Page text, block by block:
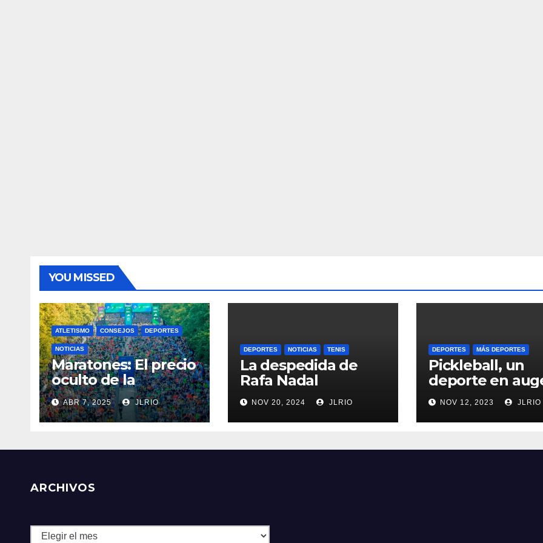
YOU MISSED
ATLETISMO CONSEJOS DEPORTES
NOTICIAS
Maratones: El precio
oculto de la
resistencia
ABR 7, 2025 JLRIO
DEPORTES NOTICIAS TENIS
La despedida de
Rafa Nadal
NOV 20, 2024 JLRIO
DEPORTES MÁS DEPORTES
Pickleball, un
deporte en
NOV 12, 2023 JLRIO
ARCHIVOS
Archivos